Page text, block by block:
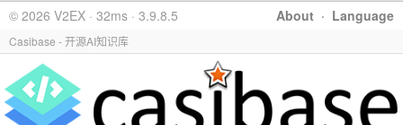
About · Language
© 2026 V2EX · 32ms · 3.9.8.5
Casibase - 开源AI知识库